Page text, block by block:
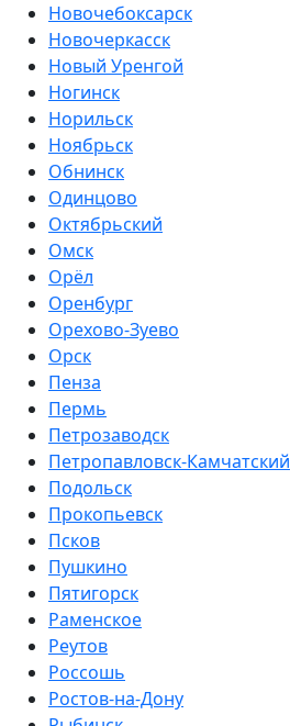
Новочебоксарск
Новочеркасск
Новый Уренгой
Ногинск
Норильск
Ноябрьск
Обнинск
Одинцово
Октябрьский
Омск
Орёл
Оренбург
Орехово-Зуево
Орск
Пенза
Пермь
Петрозаводск
Петропавловск-Камчатский
Подольск
Прокопьевск
Псков
Пушкино
Пятигорск
Раменское
Реутов
Россошь
Ростов-на-Дону